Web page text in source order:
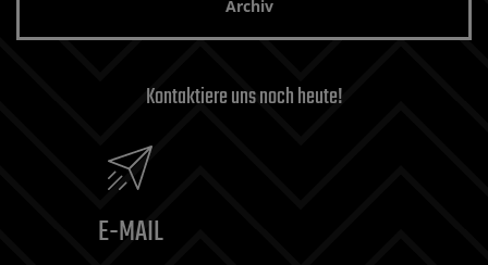
Archiv
Kontaktiere uns noch heute!
E-MAIL